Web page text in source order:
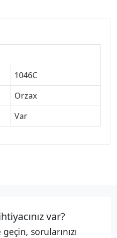
1046C
Orzax
Var
var?
sorularınızı